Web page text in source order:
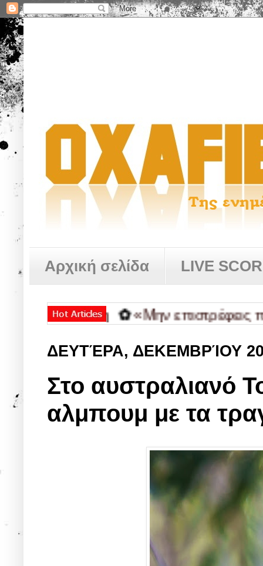
Αρχική σελίδα LIVE
✿ «Μην επιστρέφεις ποτέ
ΔΕΥΤΈΡΑ, ΔΕΚΕΜΒΡΊΟΥ
Στο αυστραλιανό
αλμπουμ με τα